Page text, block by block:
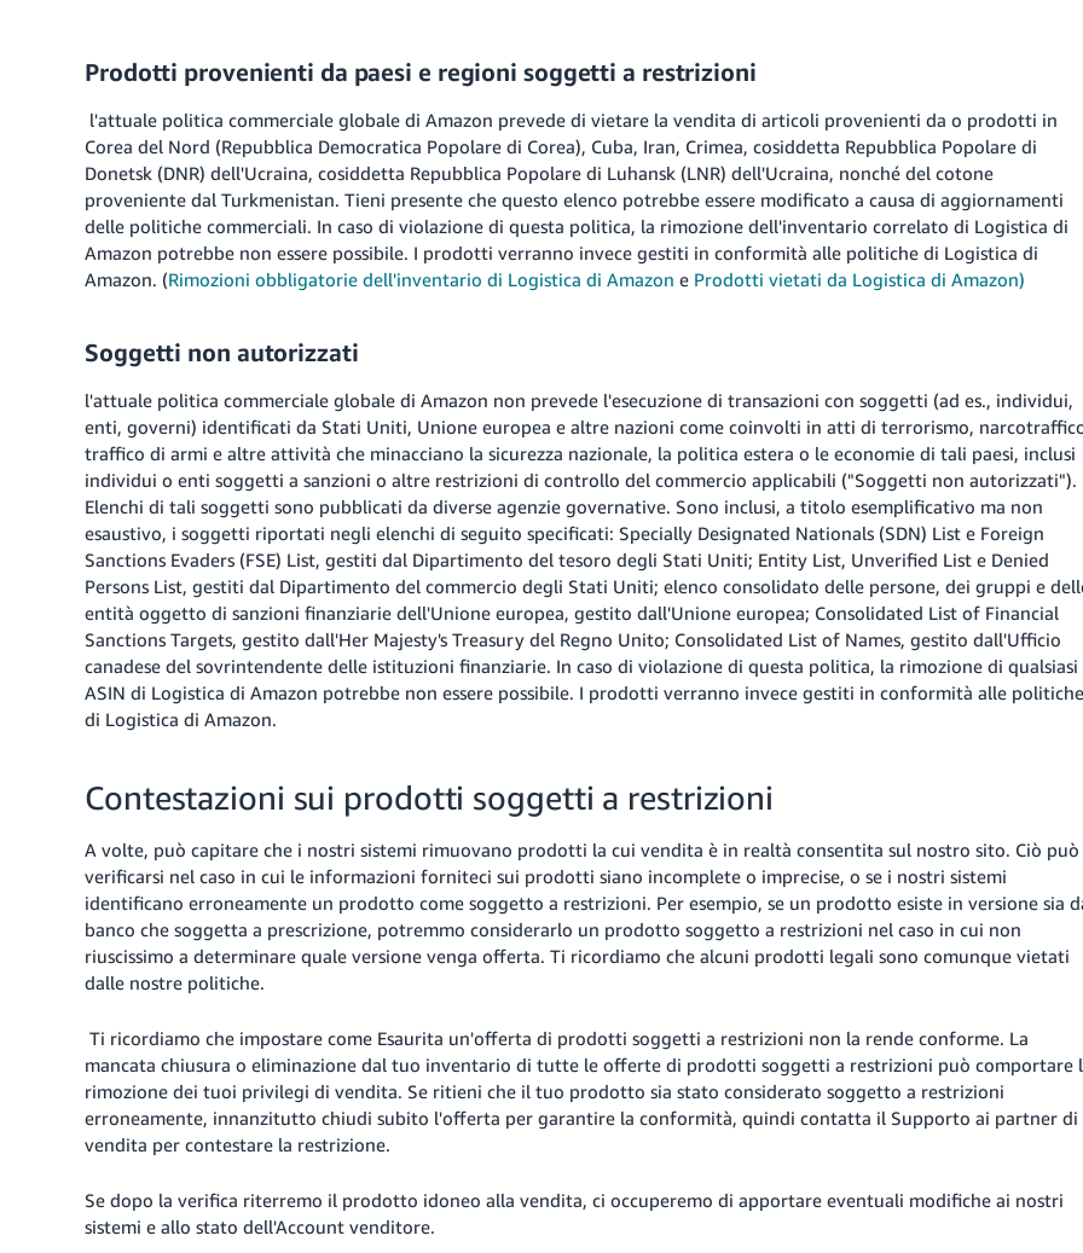
Prodotti provenienti da paesi e regioni soggetti a restrizioni
l'attuale politica commerciale globale di Amazon prevede di vietare la vendita di articoli provenienti da o prodotti in
Corea del Nord (Repubblica Democratica Popolare di Corea), Cuba, Iran, Crimea, cosiddetta Repubblica Popolare di
Donetsk (DNR) dell'Ucraina, cosiddetta Repubblica Popolare di Luhansk (LNR) dell'Ucraina, nonché del cotone
proveniente dal Turkmenistan. Tieni presente che questo elenco potrebbe essere modificato a causa di aggiornamenti
delle politiche commerciali. In caso di violazione di questa politica, la rimozione dell'inventario correlato di Logistica di
Amazon potrebbe non essere possibile. I prodotti verranno invece gestiti in conformità alle politiche di Logistica di
Amazon. (Rimozioni obbligatorie dell'inventario di Logistica di Amazon e Prodotti vietati da Logistica di Amazon)
Soggetti non autorizzati
l'attuale politica commerciale globale di Amazon non prevede l'esecuzione di transazioni con soggetti (ad es., individui,
enti, governi) identificati da Stati Uniti, Unione europea e altre nazioni come coinvolti in atti di terrorismo,
traffico di armi e altre attività che minacciano la sicurezza nazionale, la politica estera o le economie di tali paesi, inclusi
individui o enti soggetti a sanzioni o altre restrizioni di controllo del commercio applicabili ("Soggetti non autorizzati").
Elenchi di tali soggetti sono pubblicati da diverse agenzie governative. Sono inclusi, a titolo esemplificativo ma non
esaustivo, i soggetti riportati negli elenchi di seguito specificati: Specially Designated Nationals (SDN) List e Foreign
Sanctions Evaders (FSE) List, gestiti dal Dipartimento del tesoro degli Stati Uniti; Entity List, Unverified List e Denied
Persons List, gestiti dal Dipartimento del commercio degli Stati Uniti; elenco consolidato delle persone, dei gruppi e
entità oggetto di sanzioni finanziarie dell'Unione europea, gestito dall'Unione europea; Consolidated List of Financial
Sanctions Targets, gestito dall'Her Majesty's Treasury del Regno Unito; Consolidated List of Names, gestito dall'Ufficio
canadese del sovrintendente delle istituzioni finanziarie. In caso di violazione di questa politica, la rimozione di qualsiasi
ASIN di Logistica di Amazon potrebbe non essere possibile. I prodotti verranno invece gestiti in conformità alle politiche
di Logistica di Amazon.
Contestazioni sui prodotti soggetti a restrizioni
A volte, può capitare che i nostri sistemi rimuovano prodotti la cui vendita è in realtà consentita sul nostro sito. Ciò può
verificarsi nel caso in cui le informazioni forniteci sui prodotti siano incomplete o imprecise, o se i nostri sistemi
identificano erroneamente un prodotto come soggetto a restrizioni. Per esempio, se un prodotto esiste in versione sia
banco che soggetta a prescrizione, potremmo considerarlo un prodotto soggetto a restrizioni nel caso in cui non
riuscissimo a determinare quale versione venga offerta. Ti ricordiamo che alcuni prodotti legali sono comunque vietati
dalle nostre politiche.
Ti ricordiamo che impostare come Esaurita un'offerta di prodotti soggetti a restrizioni non la rende conforme. La
mancata chiusura o eliminazione dal tuo inventario di tutte le offerte di prodotti soggetti a restrizioni può comportare
rimozione dei tuoi privilegi di vendita. Se ritieni che il tuo prodotto sia stato considerato soggetto a restrizioni
erroneamente, innanzitutto chiudi subito l'offerta per garantire la conformità, quindi contatta il Supporto ai partner di
vendita per contestare la restrizione.
Se dopo la verifica riterremo il prodotto idoneo alla vendita, ci occuperemo di apportare eventuali modifiche ai nostri
sistemi e allo stato dell'Account venditore.